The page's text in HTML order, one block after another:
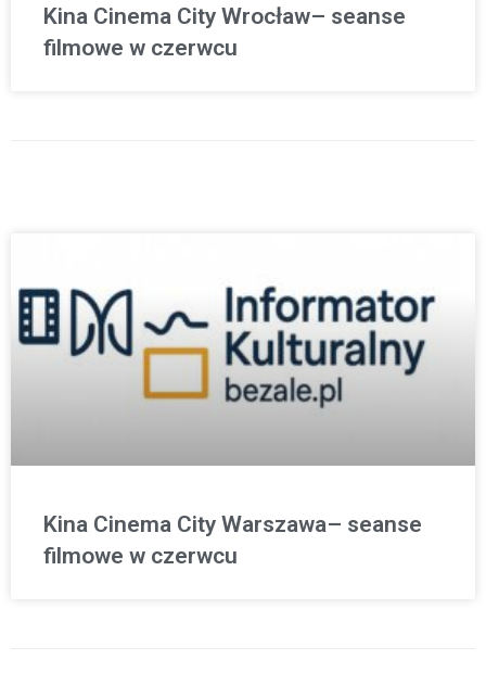
Kina Cinema City Wrocław– seanse
filmowe w czerwcu
Kina Cinema City Warszawa– seanse
filmowe w czerwcu